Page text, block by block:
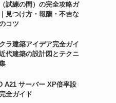
試練の間）の完全攻略ガ
見つけ方・報酬・不吉な
コツ
ラ建築アイデア完全ガイ
代建築の設計図とテクニ
A21 サーバー XP倍率設
全ガイド